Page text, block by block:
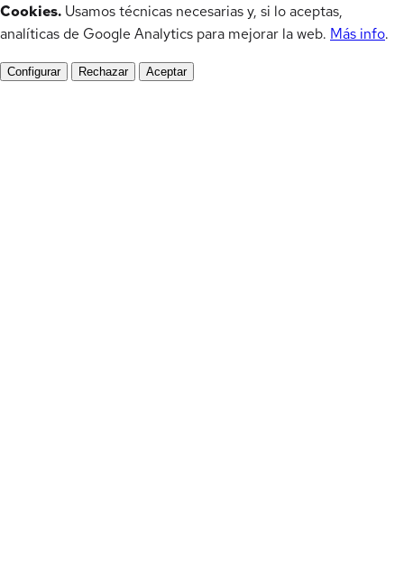
Cookies. Usamos técnicas necesarias y, si lo aceptas,
analíticas de Google Analytics para mejorar la web. Más info.
Configurar Rechazar Aceptar